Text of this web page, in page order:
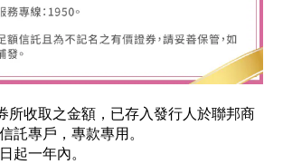
所收取之金額，已存入發行人於聯邦商
託專戶，專款專用。
起一年內。